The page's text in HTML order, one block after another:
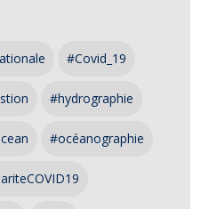
#Covid_19
#hydrographie
#océanographie